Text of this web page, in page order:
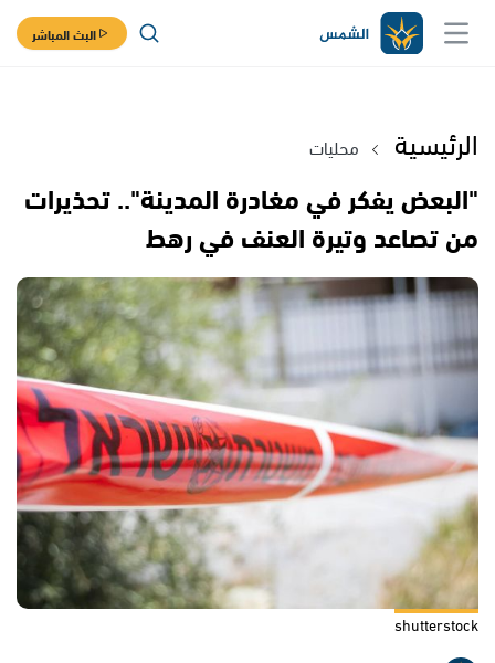
البث المباشر
الرئيسية محليات
"البعض يفكر في مغادرة المدينة".. تحذيرات
من تصاعد وتيرة العنف في رهط
shutterstock